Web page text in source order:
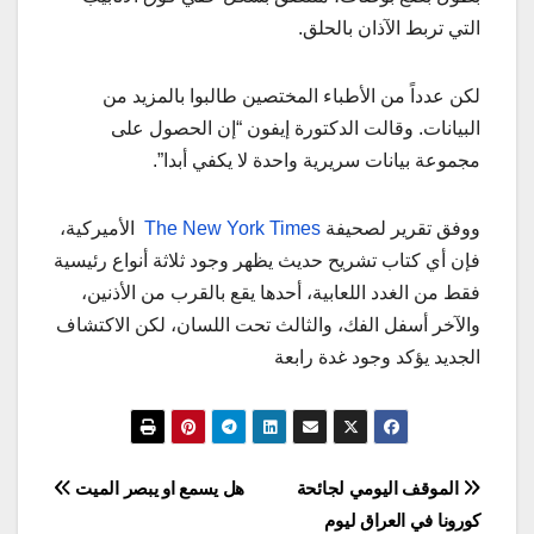
التي تربط الآذان بالحلق.
لكن عدداً من الأطباء المختصين طالبوا بالمزيد من
البيانات. وقالت الدكتورة إيفون “إن الحصول على
مجموعة بيانات سريرية واحدة لا يكفي أبدا”.
ووفق تقرير لصحيفة
الأميركية،
فإن أي كتاب تشريح حديث يظهر وجود ثلاثة أنواع رئيسية
فقط من الغدد اللعابية، أحدها يقع بالقرب من الأذنين،
والآخر أسفل الفك، والثالث تحت اللسان، لكن الاكتشاف
الجديد يؤكد وجود غدة رابعة
تصفّح
هل يسمع او يبصر الميت
الموقف اليومي لجائحة
كورونا في العراق ليوم